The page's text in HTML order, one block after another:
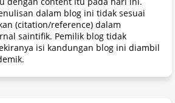
dalam blog ini tidak sesuai
(citation/reference) dalam
saintifik. Pemilik blog tidak
isi kandungan blog ini diambil